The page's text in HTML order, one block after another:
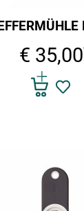
€ 35,00